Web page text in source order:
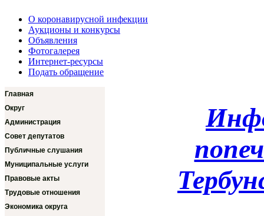
О коронавирусной инфекции
Аукционы и конкурсы
Объявления
Фотогалерея
Интернет-ресурсы
Подать обращение
Главная
Округ
Администрация
Совет депутатов
Публичные слушания
Муниципальные услуги
Правовые акты
Трудовые отношения
Экономика округа